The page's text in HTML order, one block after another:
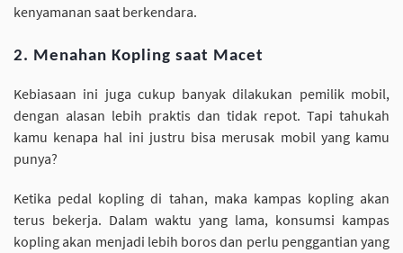
kenyamanan saat berkendara.
2. Menahan Kopling saat Macet
Kebiasaan ini juga cukup banyak dilakukan pemilik mobil,
dengan alasan lebih praktis dan tidak repot. Tapi tahukah
kamu kenapa hal ini justru bisa merusak mobil yang kamu
punya?
Ketika pedal kopling di tahan, maka kampas kopling akan
terus bekerja. Dalam waktu yang lama, konsumsi kampas
kopling akan menjadi lebih boros dan perlu penggantian yang